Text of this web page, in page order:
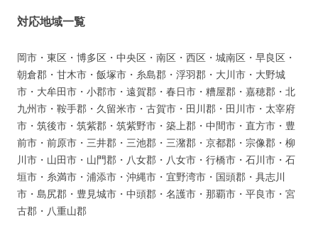
対応地域一覧
岡市・東区・博多区・中央区・南区・西区・城南区・早良区・
朝倉郡・甘木市・飯塚市・糸島郡・浮羽郡・大川市・大野城
市・大牟田市・小郡市・遠賀郡・春日市・糟屋郡・嘉穂郡・北
九州市・鞍手郡・久留米市・古賀市・田川郡・田川市・太宰府
市・筑後市・筑紫郡・筑紫野市・築上郡・中間市・直方市・豊
前市・前原市・三井郡・三池郡・三潴郡・京都郡・宗像郡・柳
川市・山田市・山門郡・八女郡・八女市・行橋市・石川市・石
垣市・糸満市・浦添市・沖縄市・宜野湾市・国頭郡・具志川
市・島尻郡・豊見城市・中頭郡・名護市・那覇市・平良市・宮
古郡・八重山郡